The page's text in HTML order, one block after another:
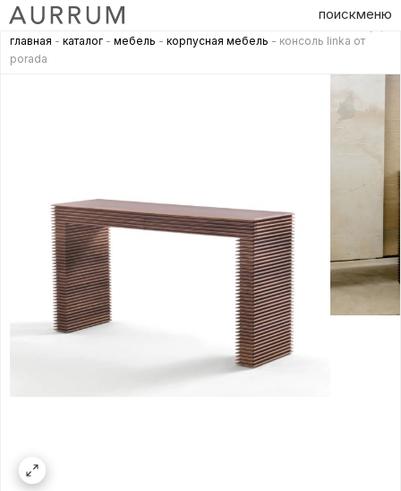
поискменю
главная - каталог - мебель - корпусная мебель - консоль linka от
porada